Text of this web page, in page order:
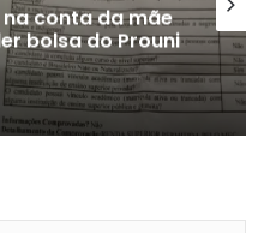
conta da mãe
bolsa do Prouni